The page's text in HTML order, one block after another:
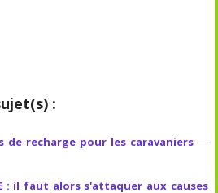
:
de recharge pour les caravaniers—
: il faut alors s'attaquer aux causes